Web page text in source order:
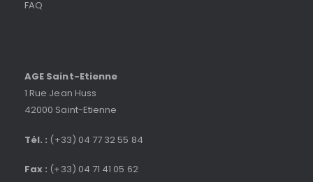
FAQ
AGE Saint-Etienne
1 Rue Jean Huss
42000 Saint-Etienne
Tél. : (+33) 04 77 32 55 84
Fax : (+33) 04 71 41 05 62